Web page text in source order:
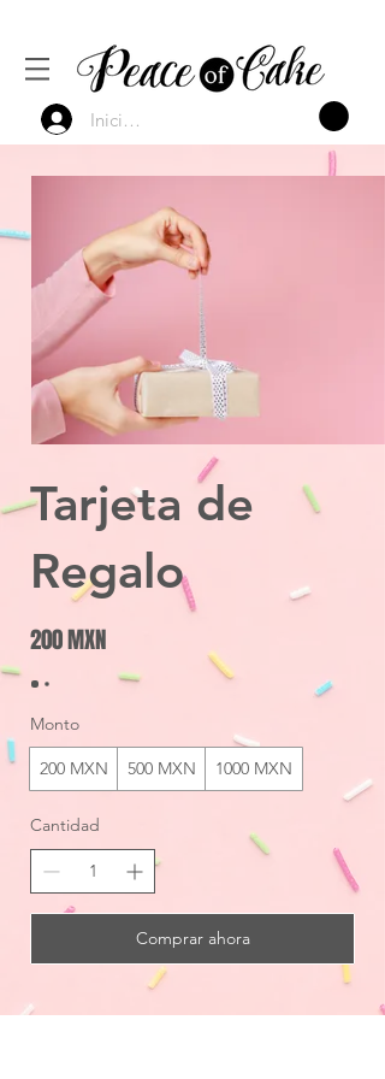
Inicia Sesión
Tarjeta de
Regalo
200 MXN
Monto
200 MXN 500 MXN 1000 MXN
Cantidad
Comprar ahora